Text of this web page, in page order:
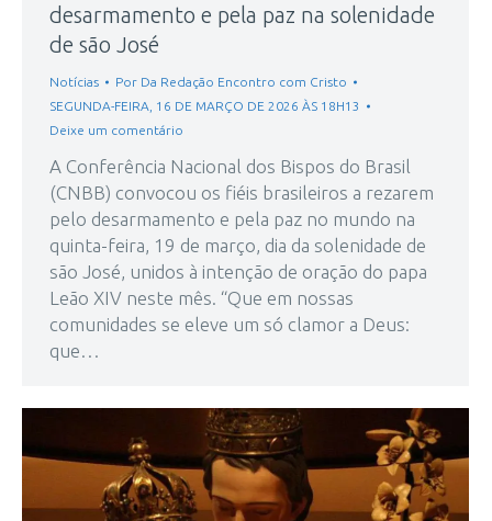
desarmamento e pela paz na solenidade
de são José
Notícias Por Da Redação Encontro com Cristo
SEGUNDA-FEIRA, 16 DE MARÇO DE 2026 ÀS 18H13
Deixe um comentário
A Conferência Nacional dos Bispos do Brasil
(CNBB) convocou os fiéis brasileiros a rezarem
pelo desarmamento e pela paz no mundo na
quinta-feira, 19 de março, dia da solenidade de
são José, unidos à intenção de oração do papa
Leão XIV neste mês. “Que em nossas
comunidades se eleve um só clamor a Deus:
que…